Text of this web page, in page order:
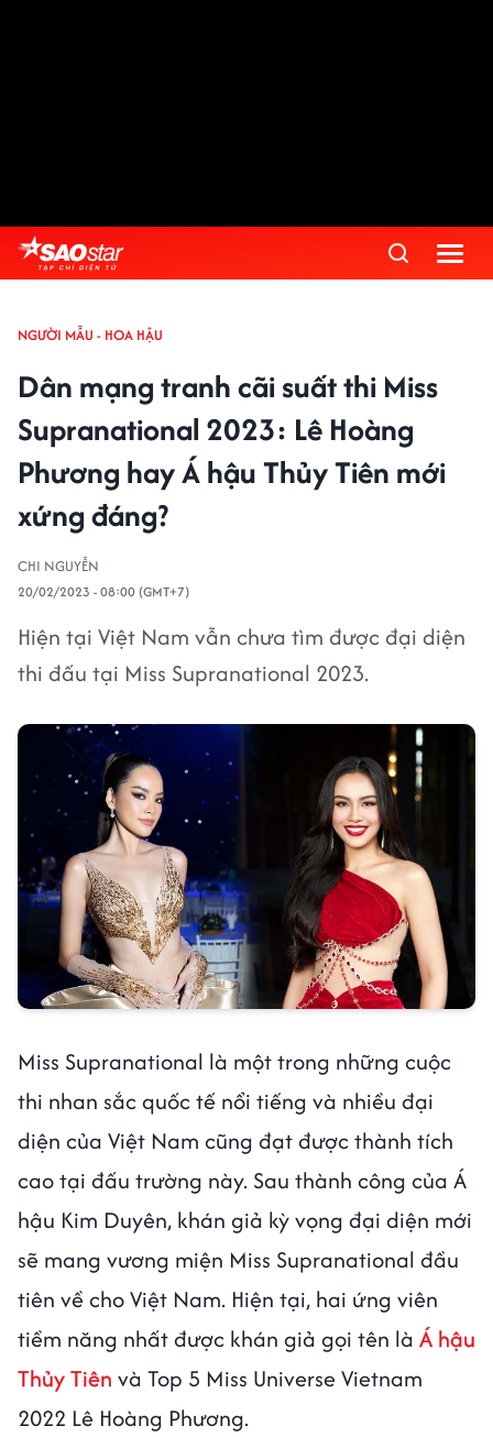
NGƯỜI MẪU - HOA HẬU
Dân mạng tranh cãi suất thi Miss
Supranational 2023: Lê Hoàng
Phương hay Á hậu Thủy Tiên mới
xứng đáng?
CHI NGUYỄN
20/02/2023 - 08:00 (GMT+7)
Hiện tại Việt Nam vẫn chưa tìm được đại diện
thi đấu tại Miss Supranational 2023.
Miss Supranational là một trong những cuộc
thi nhan sắc quốc tế nổi tiếng và nhiều đại
diện của Việt Nam cũng đạt được thành tích
cao tại đấu trường này. Sau thành công của Á
hậu Kim Duyên, khán giả kỳ vọng đại diện mới
sẽ mang vương miện Miss Supranational đầu
tiên về cho Việt Nam. Hiện tại, hai ứng viên
tiềm năng nhất được khán giả gọi tên là Á hậu
Thủy Tiên và Top 5 Miss Universe Vietnam
2022 Lê Hoàng Phương.